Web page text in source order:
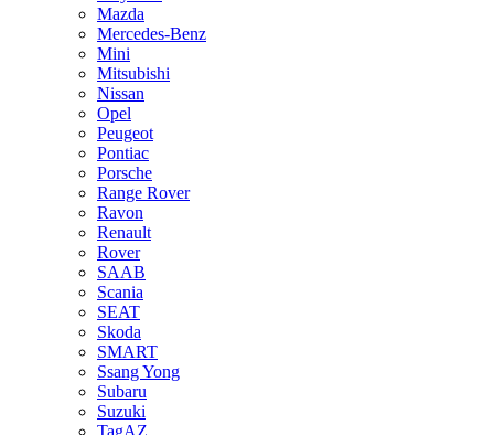
Mazda
Mercedes-Benz
Mini
Mitsubishi
Nissan
Opel
Peugeot
Pontiac
Porsche
Range Rover
Ravon
Renault
Rover
SAAB
Scania
SEAT
Skoda
SMART
Ssang Yong
Subaru
Suzuki
TagAZ